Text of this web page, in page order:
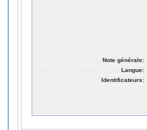
Note générale:
Langue:
Identificateurs: